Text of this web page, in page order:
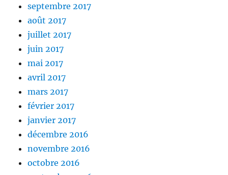
septembre 2017
août 2017
juillet 2017
juin 2017
mai 2017
avril 2017
mars 2017
février 2017
janvier 2017
décembre 2016
novembre 2016
octobre 2016